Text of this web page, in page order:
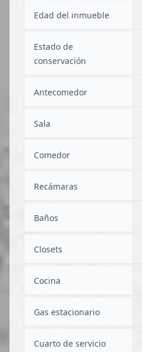
Edad del inmueble
Estado de
conservación
Antecomedor
Sala
Comedor
Recámaras
Baños
Closets
Cocina
Gas estacionario
Cuarto de servicio